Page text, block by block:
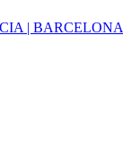
| BARCELONA